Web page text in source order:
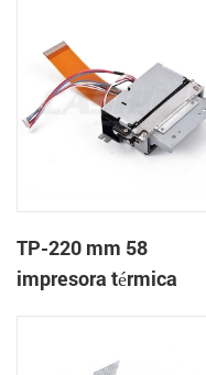
TP-220 mm 58
impresora térmica